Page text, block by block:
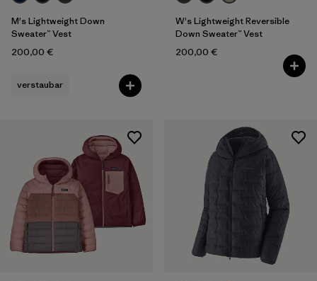
M's Lightweight Down
Sweater™ Vest
200,00 €
verstaubar
W's Lightweight Reversible
Down Sweater™ Vest
200,00 €